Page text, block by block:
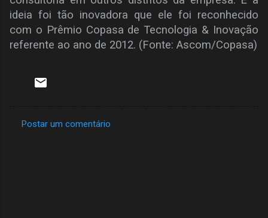
ideia foi tão inovadora que ele foi reconhecido
com o Prêmio Copasa de Tecnologia & Inovação
referente ao ano de 2012. (Fonte: Ascom/Copasa)
Postar um comentário